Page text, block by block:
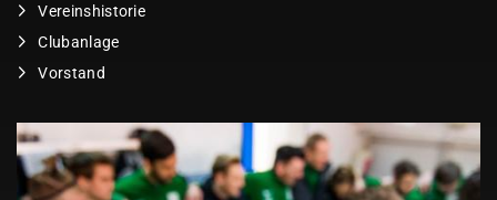
Vereinshistorie
Clubanlage
Vorstand